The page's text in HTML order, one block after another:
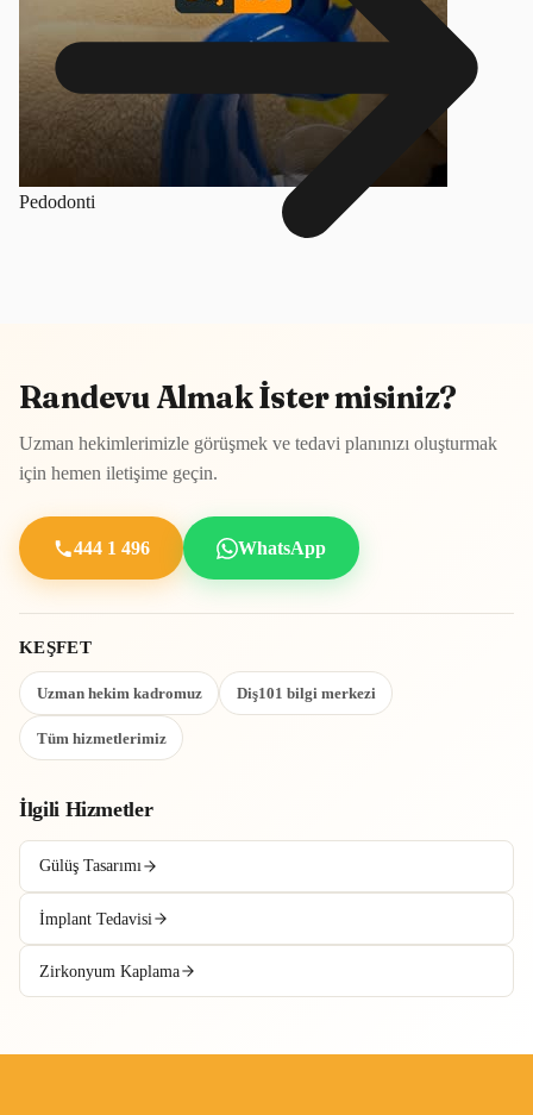
Pedodonti
Randevu Almak İster misiniz?
Uzman hekimlerimizle görüşmek ve tedavi planınızı oluşturmak
için hemen iletişime geçin.
444 1 496 WhatsApp
KEŞFET
Uzman hekim kadromuz Diş101 bilgi merkezi
Tüm hizmetlerimiz
İlgili Hizmetler
Gülüş Tasarımı
İmplant Tedavisi
Zirkonyum Kaplama